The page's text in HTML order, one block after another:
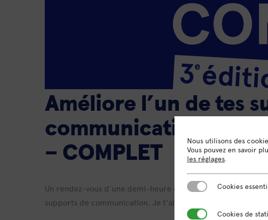
Améliore l’un de tes
communication grâce
– COMPLET
Un rendez-vous d’une demi-heure conçu pour les
supports de communication. Je t’aide à améliorer l’un des
Nous utilisons des
Vous pouvez en savoir
les réglages
Cookies essentiels
Cookies
Cookies deCookies de